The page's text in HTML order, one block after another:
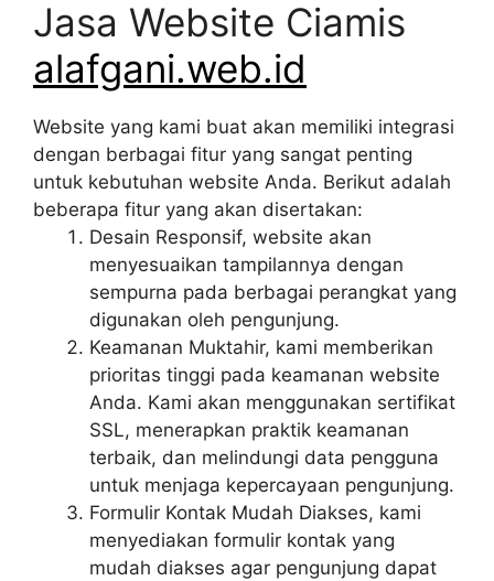
Jasa Website Ciamis
alafgani.web.id
Website yang kami buat akan memiliki integrasi
dengan berbagai fitur yang sangat penting
untuk kebutuhan website Anda. Berikut adalah
beberapa fitur yang akan disertakan:
Desain Responsif, website akan
menyesuaikan tampilannya dengan
sempurna pada berbagai perangkat yang
digunakan oleh pengunjung.
Keamanan Muktahir, kami memberikan
prioritas tinggi pada keamanan website
Anda. Kami akan menggunakan sertifikat
SSL, menerapkan praktik keamanan
terbaik, dan melindungi data pengguna
untuk menjaga kepercayaan pengunjung.
Formulir Kontak Mudah Diakses, kami
menyediakan formulir kontak yang
mudah diakses agar pengunjung dapat